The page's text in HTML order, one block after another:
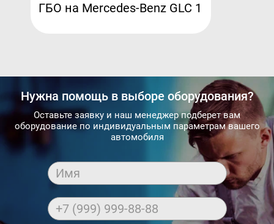
ГБО на Mercedes-Benz GLC 1
Нужна помощь в выборе оборудования?
Оставьте заявку и наш менеджер подберет вам
оборудование по индивидуальным параметрам вашего
автомобиля
Имя
+7 (999) 999-88-88